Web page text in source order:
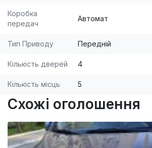
Коробка
передач
Автомат
Тип Приводу Передній
Кількість дверей 4
Кількість місць 5
Схожі оголошення